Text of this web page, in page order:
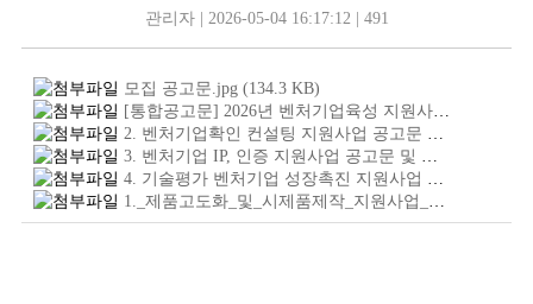
관리자 | 2026-05-04 16:17:12 | 491
모집 공고문.jpg (134.3 KB)
[통합공고문] 2026년 벤처기업육성 지원사업 2차 모집 공고.hwp
2. 벤처기업확인 컨설팅 지원사업 공고문 및 신청서 양식.hwp
3. 벤처기업 IP, 인증 지원사업 공고문 및 신청서 양식.hwp
4. 기술평가 벤처기업 성장촉진 지원사업 공고문 및 신청서 양식.hwp
1._제품고도화_및_시제품제작_지원사업_공고문_및_신청서_양식수정_개인정보동의서_포함.hwp